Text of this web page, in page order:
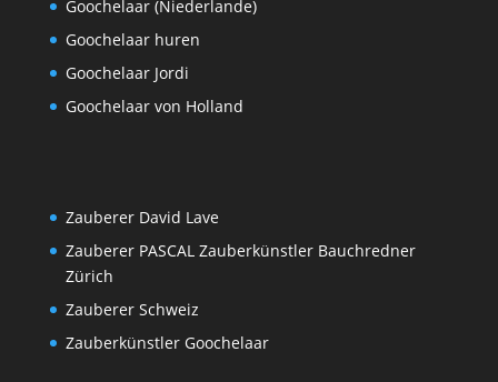
Goochelaar (Niederlande)
Goochelaar huren
Goochelaar Jordi
Goochelaar von Holland
Zauberer David Lave
Zauberer PASCAL Zauberkünstler Bauchredner
Zürich
Zauberer Schweiz
Zauberkünstler Goochelaar